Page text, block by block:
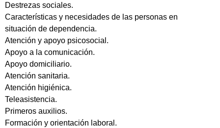
Destrezas sociales.
Características y necesidades de las personas en
situación de dependencia.
Atención y apoyo psicosocial.
Apoyo a la comunicación.
Apoyo domiciliario.
Atención sanitaria.
Atención higiénica.
Teleasistencia.
Primeros auxilios.
Formación y orientación laboral.